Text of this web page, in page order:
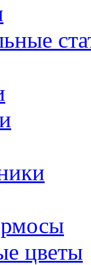
цветы